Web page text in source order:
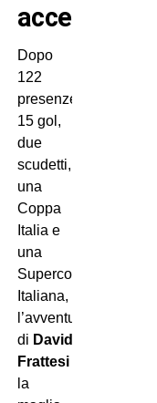
accetterà?
Dopo
122
presenze,
15 gol,
due
scudetti,
una
Coppa
Italia e
una
Supercoppa
Italiana,
l’avventura
di Davide
Frattesicon
la